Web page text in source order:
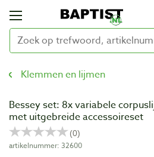
Klemmen en lijmen
Bessey set: 8x variabele
met uitgebreide accessoireset
artikelnummer: 32600